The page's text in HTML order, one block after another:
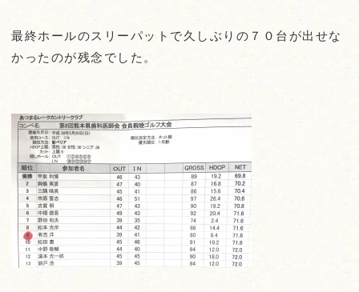
最終ホールのスリーパットで久しぶりの７０台が出せな
かったのが残念でした。